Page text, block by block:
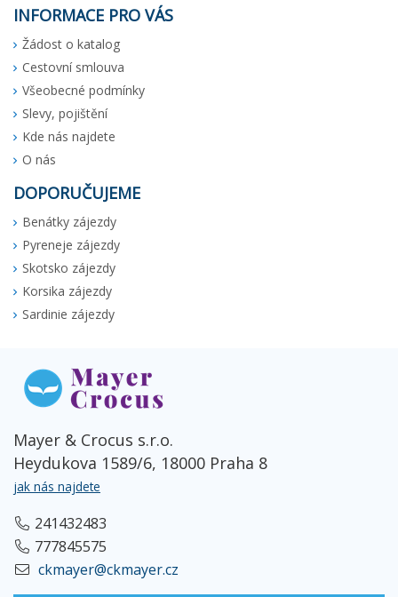
INFORMACE PRO VÁS
Žádost o katalog
Cestovní smlouva
Všeobecné podmínky
Slevy, pojištění
Kde nás najdete
O nás
DOPORUČUJEME
Benátky zájezdy
Pyreneje zájezdy
Skotsko zájezdy
Korsika zájezdy
Sardinie zájezdy
Mayer & Crocus s.r.o.
Heydukova 1589/6, 18000 Praha 8
jak nás najdete
241432483
777845575
ckmayer@ckmayer.cz